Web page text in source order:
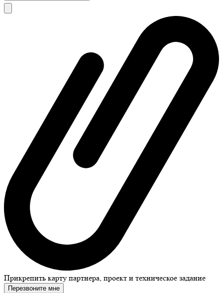
Прикрепить карту партнера, проект и техническое задание
Перезвоните мне